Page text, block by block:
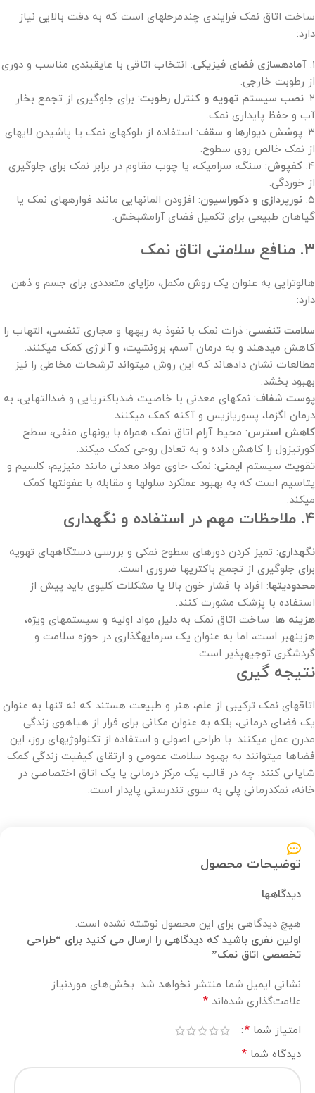
ساخت اتاق نمک فرایندی چندمرحلهای است که به دقت بالایی نیاز
دارد:
۱. آمادهسازی فضای فیزیکی: انتخاب اتاقی با عایقبندی مناسب و دوری
از رطوبت خارجی.
۲. نصب سیستم تهویه و کنترل رطوبت: برای جلوگیری از تجمع بخار
آب و حفظ پایداری نمک.
۳. پوشش دیوارها و سقف: استفاده از بلوکهای نمک یا پاشیدن لایهای
از نمک خالص روی سطوح.
۴. کفپوش: سنگ، سرامیک، یا چوب مقاوم در برابر نمک برای جلوگیری
از خوردگی.
۵. نورپردازی و دکوراسیون: افزودن المانهایی مانند فوارههای نمک یا
گیاهان طبیعی برای تکمیل فضای آرامشبخش.
۳. منافع سلامتی اتاق نمک
هالوتراپی به عنوان یک روش مکمل، مزایای متعددی برای جسم و ذهن
دارد:
سلامت تنفسی: ذرات نمک با نفوذ به ریهها و مجاری تنفسی، التهاب را
کاهش میدهند و به درمان آسم، برونشیت، و آلرژی کمک میکنند.
مطالعات نشان دادهاند که این روش میتواند ترشحات مخاطی را نیز
بهبود بخشد.
پوست شفاف: نمکهای معدنی با خاصیت ضدباکتریایی و ضدالتهابی، به
درمان اگزما، پسوریازیس و آکنه کمک میکنند.
کاهش استرس: محیط آرام اتاق نمک همراه با یونهای منفی، سطح
کورتیزول را کاهش داده و به تعادل روحی کمک میکند.
تقویت سیستم ایمنی: نمک حاوی مواد معدنی مانند منیزیم، کلسیم و
پتاسیم است که به بهبود عملکرد سلولها و مقابله با عفونتها کمک
میکند.
۴. ملاحظات مهم در استفاده و نگهداری
نگهداری: تمیز کردن دورهای سطوح نمکی و بررسی دستگاههای تهویه
برای جلوگیری از تجمع باکتریها ضروری است.
محدودیتها: افراد با فشار خون بالا یا مشکلات کلیوی باید پیش از
استفاده با پزشک مشورت کنند.
هزینه ها: ساخت اتاق نمک به دلیل مواد اولیه و سیستمهای ویژه،
هزینهبر است، اما به عنوان یک سرمایهگذاری در حوزه سلامت و
گردشگری توجیهپذیر است.
نتیجه گیری
اتاقهای نمک ترکیبی از علم، هنر و طبیعت هستند که نه تنها به عنوان
یک فضای درمانی، بلکه به عنوان مکانی برای فرار از هیاهوی زندگی
مدرن عمل میکنند. با طراحی اصولی و استفاده از تکنولوژیهای روز، این
فضاها میتوانند به بهبود سلامت عمومی و ارتقای کیفیت زندگی کمک
شایانی کنند. چه در قالب یک مرکز درمانی یا یک اتاق اختصاصی در
خانه، نمکدرمانی پلی به سوی تندرستی پایدار است.
توضیحات محصول
دیدگاهها
هیچ دیدگاهی برای این محصول نوشته نشده است.
اولین نفری باشید که دیدگاهی را ارسال می کنید برای “طراحی
تخصصی اتاق نمک”
نشانی ایمیل شما منتشر نخواهد شد. بخش‌های موردنیاز
علامت‌گذاری شده‌اند *
امتیاز شما *
دیدگاه شما *